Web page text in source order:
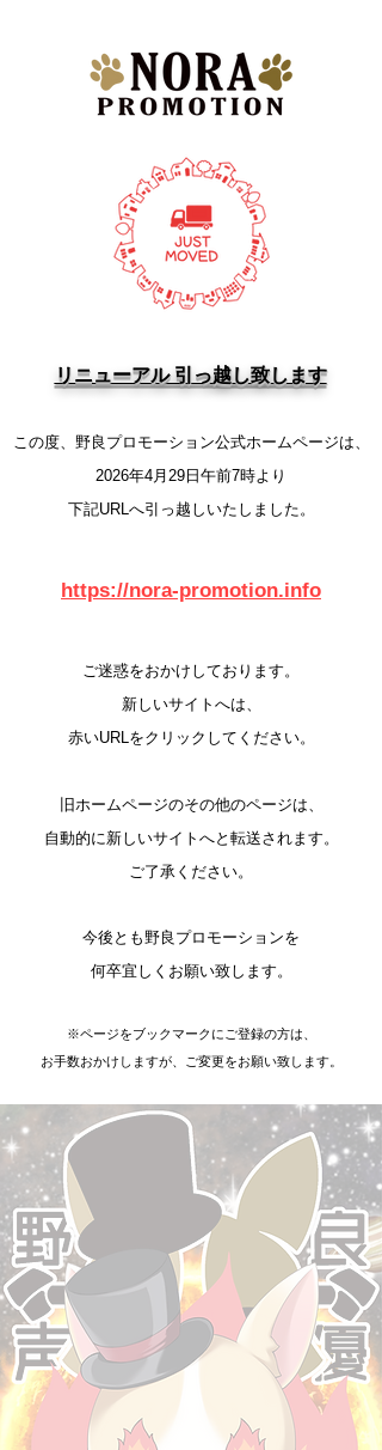
この度、野良プロモーション公式ホームページは、
2026年4月29日午前7時より
​下記URLへ引っ越しいたしました。
​リニューアル 引っ越し致します
https://nora-promotion.info
​ご迷惑をおかけしております。
新しいサイトへは、
赤いURLをクリックしてください。
旧ホームページのその他のページは、
自動的に新しいサイトへと転送されます。
ご了承ください。​​
今後とも野良プロモーションを
何卒宜しくお願い致します。
​​※ページをブックマークにご登録の方は、
お手数おかけしますが、ご変更をお願い致します。